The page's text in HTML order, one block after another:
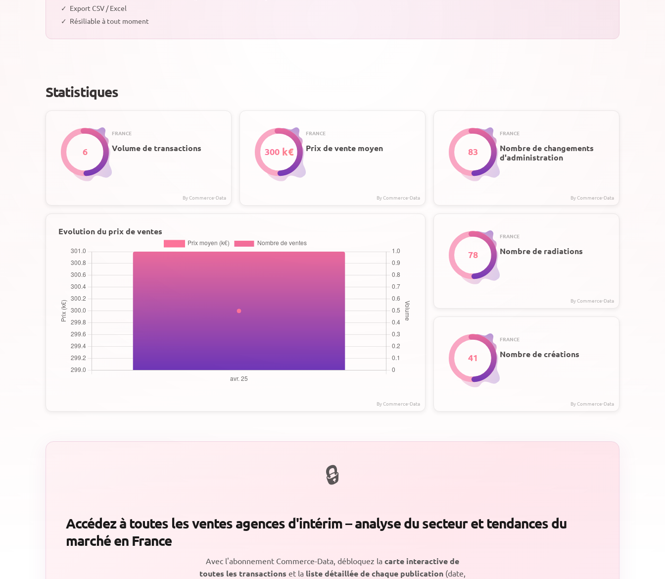
✓ Export CSV / Excel
✓ Résiliable à tout moment
Statistiques
6
FRANCE
Volume de transactions 300
FRANCE
Prix de vente moyen 83
FRANCE
Nombre de changements
d'administration
Evolution du prix de ventes
78
FRANCE
Nombre de radiations
41
FRANCE
Nombre de créations
Accédez à toutes les ventes agences d'intérim – analyse du secteur et tendances du
marché en France
Avec l'abonnement Commerce-Data, débloquez la carte interactive de
toutes les transactions et la liste détaillée de chaque publication (date,